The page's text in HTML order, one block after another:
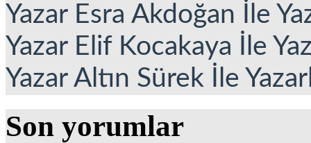
Yazar Esra Akdoğan İle
Yazar Elif Kocakaya İle
Yazar Altın Sürek İle
Son yorumlar